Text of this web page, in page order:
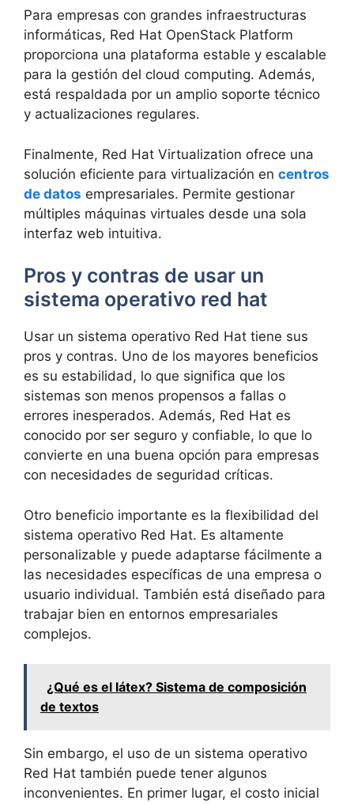
Para empresas con grandes infraestructuras
informáticas, Red Hat OpenStack Platform
proporciona una plataforma estable y escalable
para la gestión del cloud computing. Además,
está respaldada por un amplio soporte técnico
y actualizaciones regulares.
Finalmente, Red Hat Virtualization ofrece una
solución eficiente para virtualización en centros
de datos empresariales. Permite gestionar
múltiples máquinas virtuales desde una sola
interfaz web intuitiva.
Pros y contras de usar un
sistema operativo red hat
Usar un sistema operativo Red Hat tiene sus
pros y contras. Uno de los mayores beneficios
es su estabilidad, lo que significa que los
sistemas son menos propensos a fallas o
errores inesperados. Además, Red Hat es
conocido por ser seguro y confiable, lo que lo
convierte en una buena opción para empresas
con necesidades de seguridad críticas.
Otro beneficio importante es la flexibilidad del
sistema operativo Red Hat. Es altamente
personalizable y puede adaptarse fácilmente a
las necesidades específicas de una empresa o
usuario individual. También está diseñado para
trabajar bien en entornos empresariales
complejos.
¿Qué es el látex? Sistema de composición
de textos
Sin embargo, el uso de un sistema operativo
Red Hat también puede tener algunos
inconvenientes. En primer lugar, el costo inicial